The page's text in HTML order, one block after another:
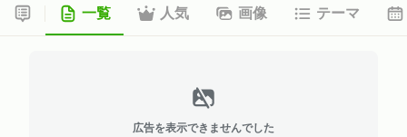
一覧 人気 画像 テーマ
広告を表示できませんでした